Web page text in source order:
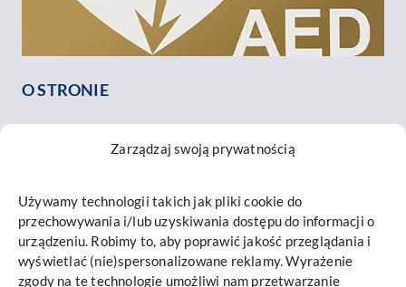
Zarządzaj swoją prywatnością
Używamy technologii takich jak pliki cookie do
przechowywania i/lub uzyskiwania dostępu do informacji o
urządzeniu. Robimy to, aby poprawić jakość przeglądania i
wyświetlać (nie)spersonalizowane reklamy. Wyrażenie
zgody na te technologie umożliwi nam przetwarzanie
O STRONIE
Kontakt
INFORMACJE
Mapa strony